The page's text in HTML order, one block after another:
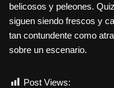
belicosos y peleones.
siguen siendo frescos y
tan contundente como
sobre un escenario.
Post Views: